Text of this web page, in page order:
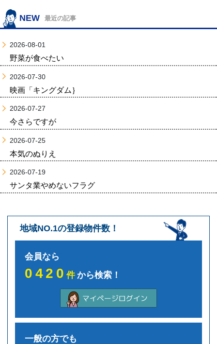
NEW 最近の記事
2026-08-01
野菜が食べたい
2026-07-30
映画「キングダム｝
2026-07-27
今さらですが
2026-07-25
本気のぬりえ
2026-07-19
サンタ業やめないフラグ
地域NO.1の登録物件数！
会員なら
0420件から検索！
一般の方でも